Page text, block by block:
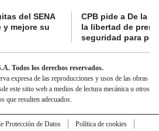
del SENA
y mejore su
CPB pide a De la
la libertad de
seguridad para
Todos los derechos reservados.
expresa de las reproducciones y usos de las obras
este sitio web a medios de lectura mecánica u otros
que resulten adecuados.
Protección de Datos
Política de cookies